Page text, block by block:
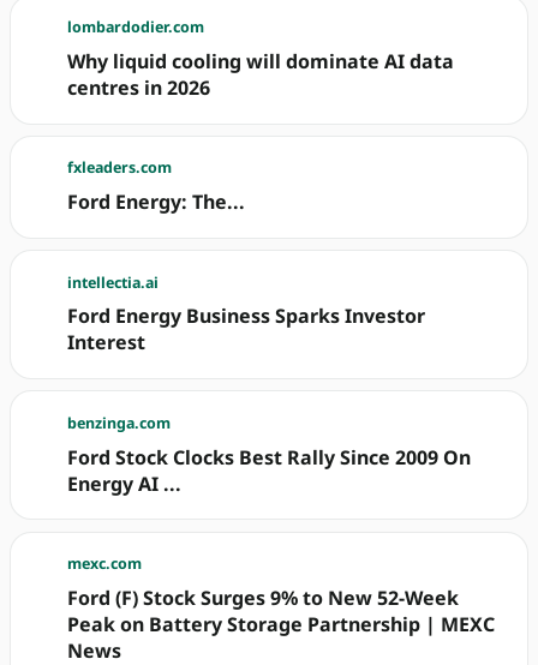
lombardodier.com
Why liquid cooling will dominate AI data
centres in 2026
fxleaders.com
Ford Energy: The...
intellectia.ai
Ford Energy Business Sparks Investor
Interest
benzinga.com
Ford Stock Clocks Best Rally Since 2009 On
Energy AI ...
mexc.com
Ford (F) Stock Surges 9% to New 52-Week
Peak on Battery Storage Partnership | MEXC
News